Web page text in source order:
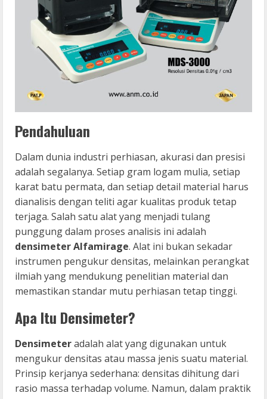
Pendahuluan
Dalam dunia industri perhiasan, akurasi dan presisi
adalah segalanya. Setiap gram logam mulia, setiap
karat batu permata, dan setiap detail material harus
dianalisis dengan teliti agar kualitas produk tetap
terjaga. Salah satu alat yang menjadi tulang
punggung dalam proses analisis ini adalah
densimeter Alfamirage. Alat ini bukan sekadar
instrumen pengukur densitas, melainkan perangkat
ilmiah yang mendukung penelitian material dan
memastikan standar mutu perhiasan tetap tinggi.
Apa Itu Densimeter?
Densimeteradalah alat yang digunakan untuk
mengukur densitas atau massa jenis suatu material.
Prinsip kerjanya sederhana: densitas dihitung dari
rasio massa terhadap volume. Namun, dalam praktik